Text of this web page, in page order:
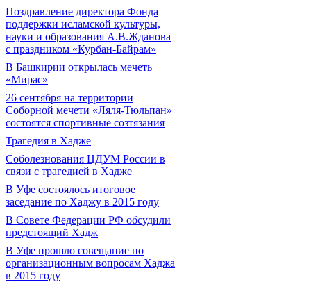
Поздравление директора Фонда
поддержки исламской культуры,
науки и образования А.В.Жданова
с праздником «Курбан-Байрам»
В Башкирии открылась мечеть
«Мирас»
26 сентября на территории
Соборной мечети «Ляля-Тюльпан»
состоятся спортивные созтязания
Трагедия в Хадже
Соболезнования ЦДУМ России в
связи с трагедией в Хадже
В Уфе состоялось итоговое
заседание по Хаджу в 2015 году
В Совете Федерации РФ обсудили
предстоящий Хадж
В Уфе прошло совещание по
организационным вопросам Хаджа
в 2015 году